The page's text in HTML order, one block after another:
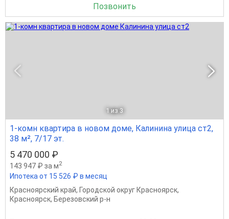
Позвонить
1 из 3
1-комн квартира в новом доме, Калинина улица ст2,
38 м², 7/17 эт.
5 470 000 ₽
143 947 ₽ за м2
Ипотека от 15 526 ₽ в месяц
Красноярский край, Городской округ Красноярск,
Красноярск, Березовский р-н